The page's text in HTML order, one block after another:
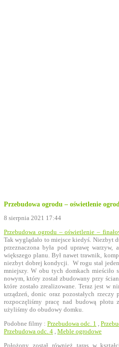
Przebudowa ogrodu – oświetlenie
8 sierpnia 2021 17:44
Przebudowa ogrodu – oświetlenie –
Tak wyglądało to miejsce kiedyś. Niezbyt
przeznaczona była pod uprawę
większego planu. Był nawet trawnik,
niezbyt dobrej kondycji. W rogu stał
mniejszy. W obu tych domkach mieściło
nowym, który został zbudowany przy
które zostało zrealizowane. Teraz jest w
urządzeń, donic oraz pozostałych rzeczy
rozpoczęliśmy pracę nad budową
użyliśmy do obudowy domku.
Podobne filmy : Przebudowa odc. 1
Przebudowa odc. 4 Meble ogrodowe
Położony został również taras w